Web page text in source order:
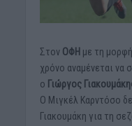
Στον ΟΦΗ με τη
χρόνο αναμένεται να
ο Γιώργος
Ο Μιγκέλ Καρντόσο
Γιακουμάκη για τη